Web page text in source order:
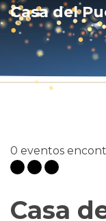
Casa del
0 eventos
Casa